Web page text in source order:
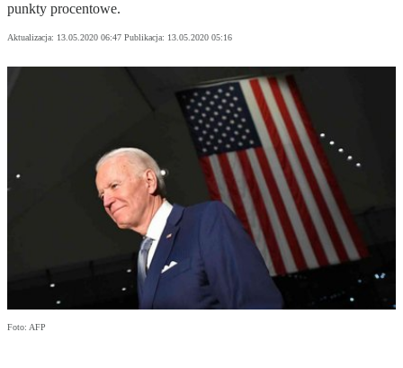
punkty procentowe.
Aktualizacja: 13.05.2020 06:47 Publikacja: 13.05.2020 05:16
Foto: AFP